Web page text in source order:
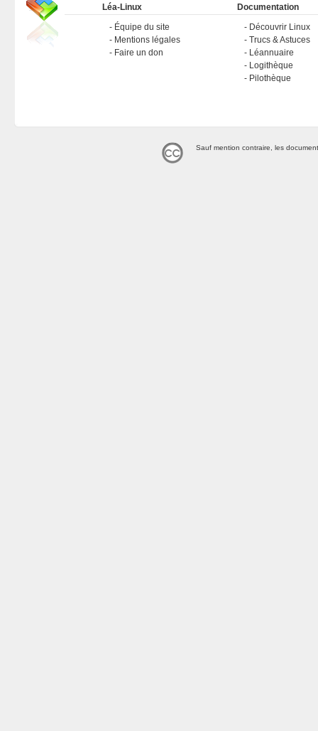
Léa-Linux
Équipe du site
Mentions légales
Faire un don
Documentation
Découvrir Linux
Trucs & Astuces
Léannuaire
Logithèque
Pilothèque
Sauf mention contraire, les